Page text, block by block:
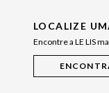
LOCALIZE
Encontre a LE LIS